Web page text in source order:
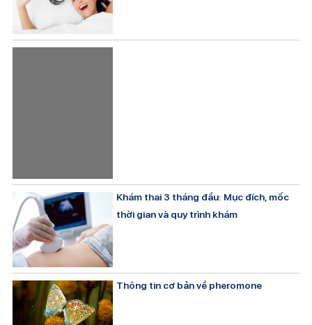
Khám thai 3 tháng đầu: Mục đích, mốc
thời gian và quy trình khám
Thông tin cơ bản về pheromone